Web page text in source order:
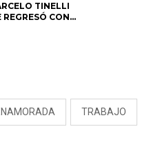
TINELLI
CON
“EL AMOR
TRABAJO